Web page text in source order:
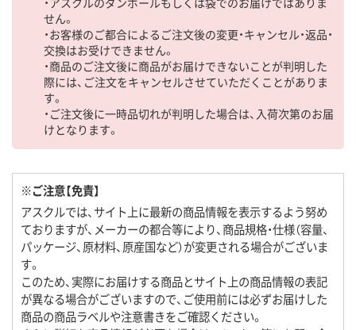
せん。
・お客様のご都合によるご注文後の変更・キャンセル・返品・
交換はお受けできません。
・商品のご注文後に商品がお届けできないことが判明した
際には、ご注文をキャンセルさせていただくことがありま
す。
・ご注文後に一時品切れが判明した場合は、入荷次第のお届
けとなります。
※ご注意【免責】
アスクルでは、サイト上に最新の商品情報を表示するよう努め
ておりますが、メーカーの都合等により、商品規格・仕様（容量、
パッケージ、原材料、原産国など）が変更される場合がございま
す。
このため、実際にお届けする商品とサイト上の商品情報の表記
が異なる場合がございますので、ご使用前には必ずお届けした
商品の商品ラベルや注意書きをご確認ください。